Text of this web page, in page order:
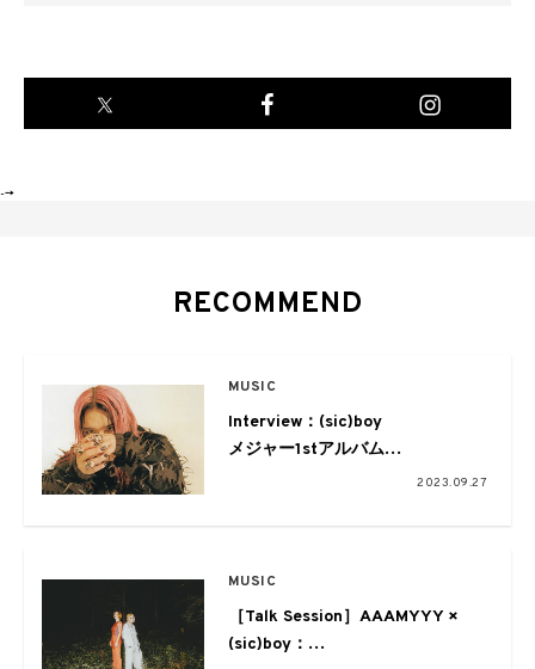
-->
RECOMMEND
MUSIC
Interview：(sic)boy
メジャー1stアルバム
『HOLLOW』にこめた想い2023.09.27
MUSIC
［Talk Session］AAAMYYY ×
(sic)boy：